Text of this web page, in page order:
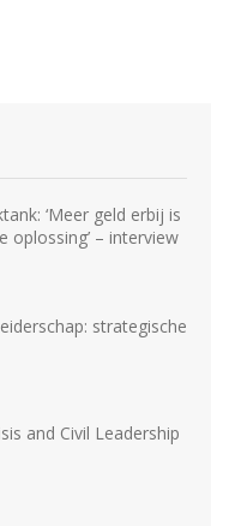
‘Meer geld erbij is
oplossing’ – interview
strategische
and Civil Leadership